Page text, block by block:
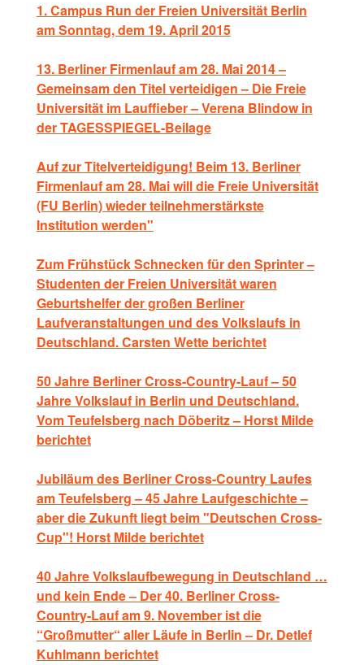
1. Campus Run der Freien Universität Berlin
am Sonntag, dem 19. April 2015
13. Berliner Firmenlauf am 28. Mai 2014 –
Gemeinsam den Titel verteidigen – Die Freie
Universität im Lauffieber – Verena Blindow in
der TAGESSPIEGEL-Beilage
Auf zur Titelverteidigung! Beim 13. Berliner
Firmenlauf am 28. Mai will die Freie Universität
(FU Berlin) wieder teilnehmerstärkste
Institution werden"
Zum Frühstück Schnecken für den Sprinter –
Studenten der Freien Universität waren
Geburtshelfer der großen Berliner
Laufveranstaltungen und des Volkslaufs in
Deutschland. Carsten Wette berichtet
50 Jahre Berliner Cross-Country-Lauf – 50
Jahre Volkslauf in Berlin und Deutschland.
Vom Teufelsberg nach Döberitz – Horst Milde
berichtet
Jubiläum des Berliner Cross-Country Laufes
am Teufelsberg – 45 Jahre Laufgeschichte –
aber die Zukunft liegt beim "Deutschen Cross-
Cup"! Horst Milde berichtet
40 Jahre Volkslaufbewegung in Deutschland …
und kein Ende – Der 40. Berliner Cross-
Country-Lauf am 9. November ist die
“Großmutter“ aller Läufe in Berlin – Dr. Detlef
Kuhlmann berichtet